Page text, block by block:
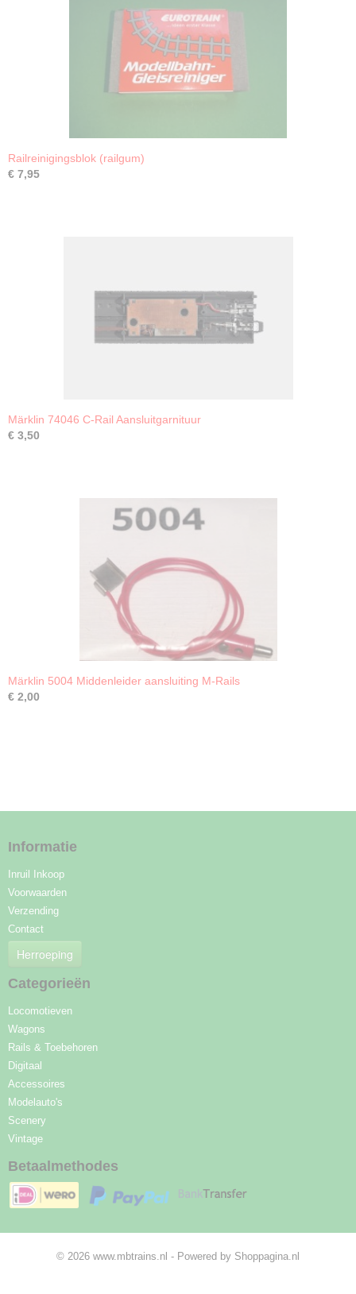
Railreinigingsblok (railgum)
€ 7,95
Märklin 74046 C-Rail Aansluitgarnituur
€ 3,50
Märklin 5004 Middenleider aansluiting M-Rails
€ 2,00
Informatie
Inruil Inkoop
Voorwaarden
Verzending
Contact
Herroeping
Categorieën
Locomotieven
Wagons
Rails & Toebehoren
Digitaal
Accessoires
Modelauto's
Scenery
Vintage
Betaalmethodes
© 2026 www.mbtrains.nl - Powered by Shoppagina.nl